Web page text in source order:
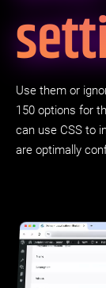
Use them or
150 options for
can use CSS to
are optimally